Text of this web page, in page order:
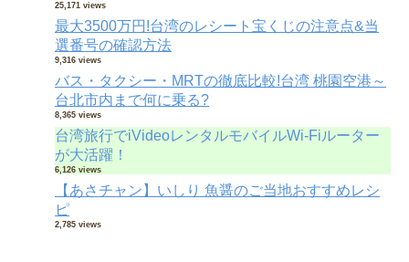
25,171 views
最大3500万円!台湾のレシート宝くじの注意点&当
選番号の確認方法
9,316 views
バス・タクシー・MRTの徹底比較!台湾 桃園空港～
台北市内まで何に乗る?
8,365 views
台湾旅行でiVideoレンタルモバイルWi-Fiルーター
が大活躍！
6,126 views
【あさチャン】いしり 魚醤のご当地おすすめレシ
ピ
2,785 views